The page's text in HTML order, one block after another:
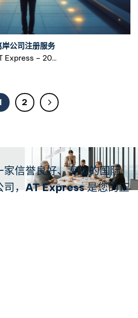
岸公司注册服务
Express – 20...
2
信誉良好、专业的国际
， AT Express是您的正